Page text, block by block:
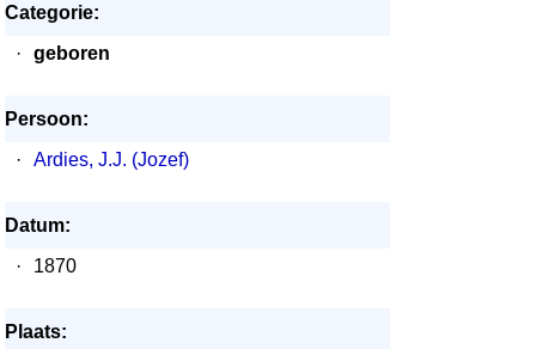
Categorie:
·
geboren
Persoon:
·
Ardies, J.J. (Jozef)
Datum:
·
1870
Plaats: